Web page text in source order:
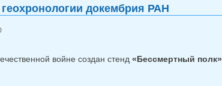
докембрия РАН
войне создан стенд «Бессмертный полк»